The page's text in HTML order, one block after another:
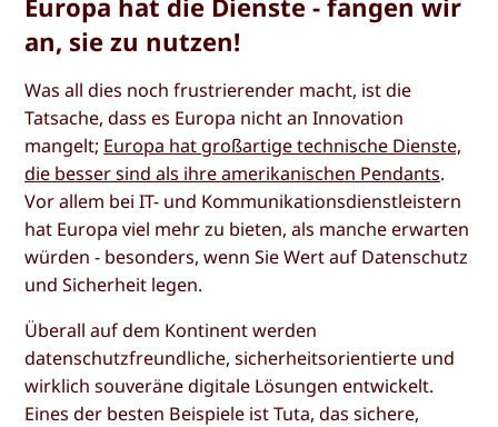
an, sie zu nutzen!
Was all dies noch frustrierender macht, ist die
Tatsache, dass es Europa nicht an Innovation
mangelt; Europa hat großartige technische Dienste,
die besser sind als ihre amerikanischen Pendants.
Vor allem bei IT- und Kommunikationsdienstleistern
hat Europa viel mehr zu bieten, als manche erwarten
würden - besonders, wenn Sie Wert auf Datenschutz
und Sicherheit legen.
Überall auf dem Kontinent werden
datenschutzfreundliche, sicherheitsorientierte und
wirklich souveräne digitale Lösungen entwickelt.
Eines der besten Beispiele ist Tuta, das sichere,